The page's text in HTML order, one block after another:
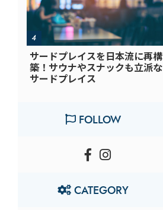
サードプレイスを日本流に再構
築！サウナやスナックも立派な
サードプレイス
FOLLOW
CATEGORY